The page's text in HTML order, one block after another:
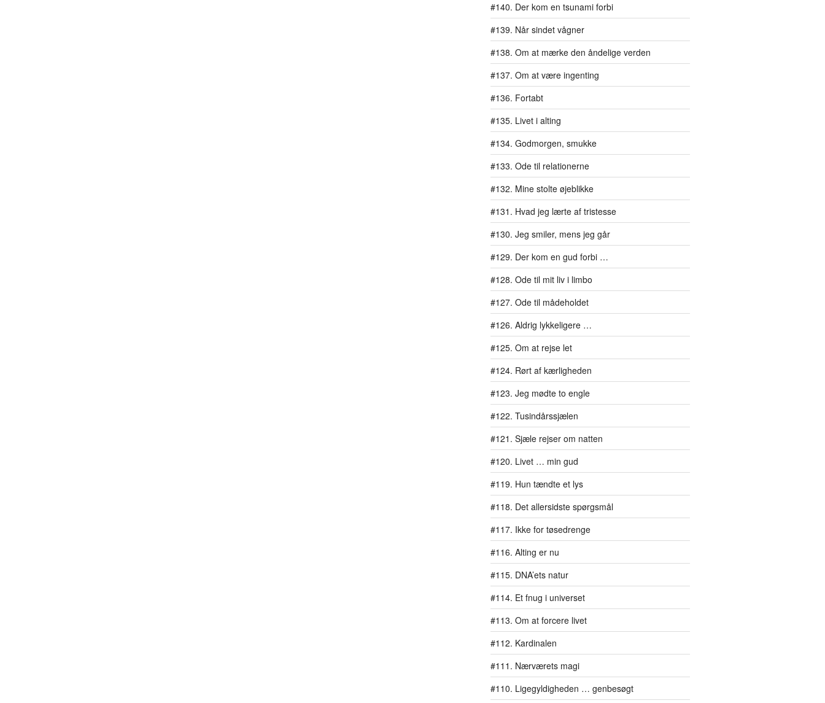
#140. Der kom en tsunami forbi
#139. Når sindet vågner
#138. Om at mærke den åndelige verden
#137. Om at være ingenting
#136. Fortabt
#135. Livet i alting
#134. Godmorgen, smukke
#133. Ode til relationerne
#132. Mine stolte øjeblikke
#131. Hvad jeg lærte af tristesse
#130. Jeg smiler, mens jeg går
#129. Der kom en gud forbi …
#128. Ode til mit liv i limbo
#127. Ode til mådeholdet
#126. Aldrig lykkeligere …
#125. Om at rejse let
#124. Rørt af kærligheden
#123. Jeg mødte to engle
#122. Tusindårssjælen
#121. Sjæle rejser om natten
#120. Livet … min gud
#119. Hun tændte et lys
#118. Det allersidste spørgsmål
#117. Ikke for tøsedrenge
#116. Alting er nu
#115. DNA’ets natur
#114. Et fnug i universet
#113. Om at forcere livet
#112. Kardinalen
#111. Nærværets magi
#110. Ligegyldigheden … genbesøgt